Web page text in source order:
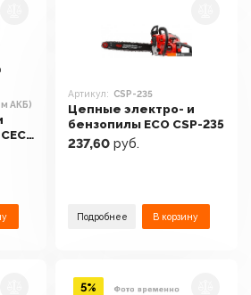
м АКБ)
1-м
Артикул: CSP-235
Цепные электро- и
бензопилы ECO CSP-235
237,60 руб.
Подробнее В корзину
5%